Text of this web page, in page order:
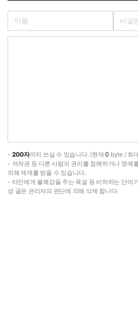
- 200자까지 쓰실 수 있습니다. (현재0 byte / 최
- 저작권 등 다른 사람의 권리를 침해하거나 명예
의해 제재를 받을 수 있습니다.
- 타인에게 불쾌감을 주는 욕설 등 비하하는 단어
성 글은 관리자의 판단에 의해 삭제 합니다.